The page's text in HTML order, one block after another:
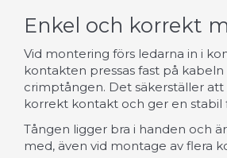
Enkel och korrekt
Vid montering förs ledarna in i
kontakten pressas fast på
crimptången. Det säkerställer att
korrekt kontakt och ger en stabil
Tången ligger bra i handen och
med, även vid montage av flera